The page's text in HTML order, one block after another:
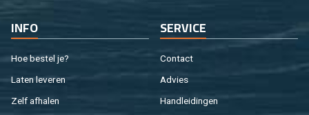
INFO
Hoe be­stel je?
Laten le­ve­ren
Zelf af­ha­len
SER­VI­CE
Con­tact
Ad­vies
Hand­lei­din­gen